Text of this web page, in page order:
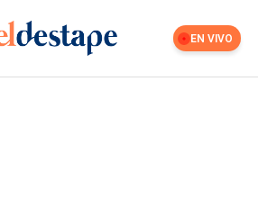
EN VIVO